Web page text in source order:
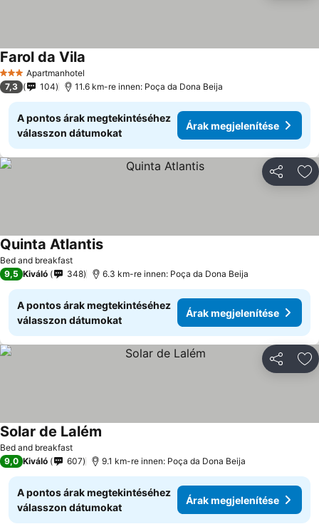
3 KategóriaApartmanhotel
Farol da Vila
7,3 104 11.6 km-re innen: Poça da Dona Beija
A pontos árak megtekintéséhez
válasszon dátumokat
Árak megjelenítése
Bed and breakfast
Quinta Atlantis
9,5 Kiváló 348 6.3 km-re innen: Poça da Dona Beija
A pontos árak megtekintéséhez
válasszon dátumokat
Árak megjelenítése
Bed and breakfast
Solar de Lalém
9,0 Kiváló 607 9.1 km-re innen: Poça da Dona Beija
A pontos árak megtekintéséhez
válasszon dátumokat
Árak megjelenítése